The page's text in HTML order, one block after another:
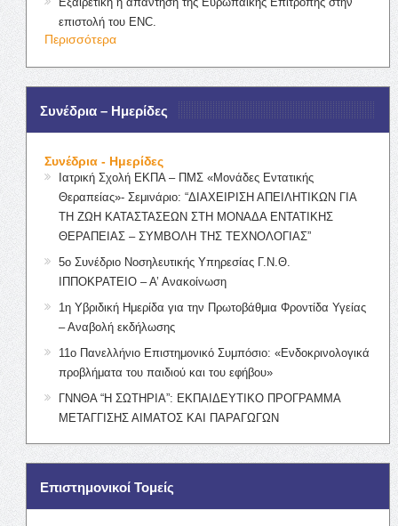
επιστολή του ENC.
Περισσότερα
Συνέδρια – Ημερίδες
Συνέδρια - Ημερίδες
Ιατρική Σχολή ΕΚΠΑ – ΠΜΣ «Μονάδες Εντατικής
Θεραπείας»- Σεμινάριο: “ΔΙΑΧΕΙΡΙΣΗ ΑΠΕΙΛΗΤΙΚΩΝ ΓΙΑ
ΤΗ ΖΩΗ ΚΑΤΑΣΤΑΣΕΩΝ ΣΤΗ ΜΟΝΑΔΑ ΕΝΤΑΤΙΚΗΣ
ΘΕΡΑΠΕΙΑΣ – ΣΥΜΒΟΛΗ ΤΗΣ ΤΕΧΝΟΛΟΓΙΑΣ”
5ο Συνέδριο Νοσηλευτικής Υπηρεσίας Γ.Ν.Θ.
ΙΠΠΟΚΡΑΤΕΙΟ – Α’ Ανακοίνωση
1η Υβριδική Ημερίδα για την Πρωτοβάθμια Φροντίδα Υγείας
– Αναβολή εκδήλωσης
11ο Πανελλήνιο Επιστημονικό Συμπόσιο: «Ενδοκρινολογικά
προβλήματα του παιδιού και του εφήβου»
ΓΝΝΘΑ “Η ΣΩΤΗΡΙΑ”: ΕΚΠΑΙΔΕΥΤΙΚΟ ΠΡΟΓΡΑΜΜΑ
ΜΕΤΑΓΓΙΣΗΣ ΑΙΜΑΤΟΣ ΚΑΙ ΠΑΡΑΓΩΓΩΝ
Επιστημονικοί Τομείς